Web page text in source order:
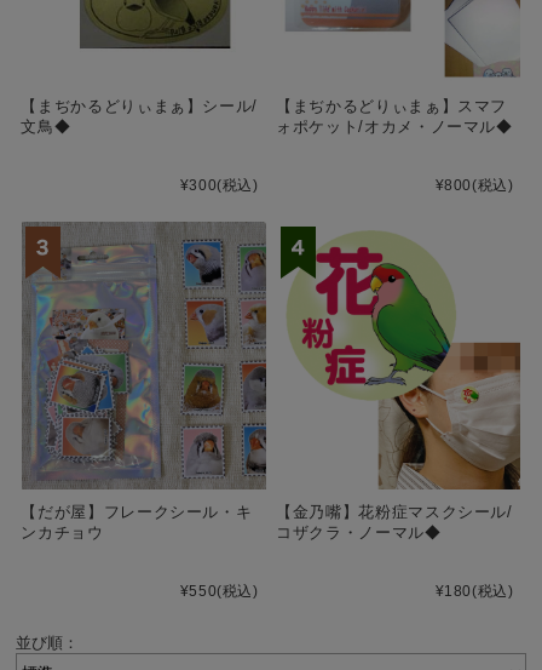
【まぢかるどりぃまぁ】シール/
文鳥◆
¥300(税込)
【まぢかるどりぃまぁ】スマフ
ォポケット/オカメ・ノーマル◆
¥800(税込)
【だが屋】フレークシール・キ
ンカチョウ
¥550(税込)
【金乃嘴】花粉症マスクシール/
コザクラ・ノーマル◆
¥180(税込)
並び順：